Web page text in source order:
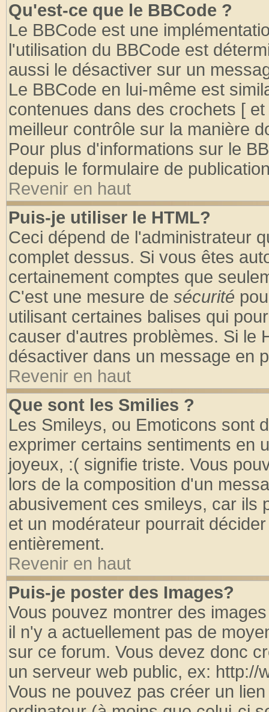
Qu'est-ce que le BBCode ?
Le BBCode est une
l'utilisation du BBCode est
aussi le désactiver sur un
Le BBCode en lui-même est
contenues dans des crochets [
meilleur contrôle sur la manière
Pour plus d'informations sur le
depuis le formulaire de
Revenir en haut
Puis-je utiliser le HTML?
Ceci dépend de l'administrateur
complet dessus. Si vous êtes
certainement comptes que
C'est une mesure de sécurité
utilisant certaines balises qui
causer d'autres problèmes. Si le
désactiver dans un message en
Revenir en haut
Que sont les Smilies ?
Les Smileys, ou Emoticons sont
exprimer certains sentiments en
joyeux, :( signifie triste. Vous
lors de la composition d'un
abusivement ces smileys, car ils
et un modérateur pourrait
entièrement.
Revenir en haut
Puis-je poster des Images?
Vous pouvez montrer des
il n'y a actuellement pas de
sur ce forum. Vous devez donc
un serveur web public, ex: http://
Vous ne pouvez pas créer un